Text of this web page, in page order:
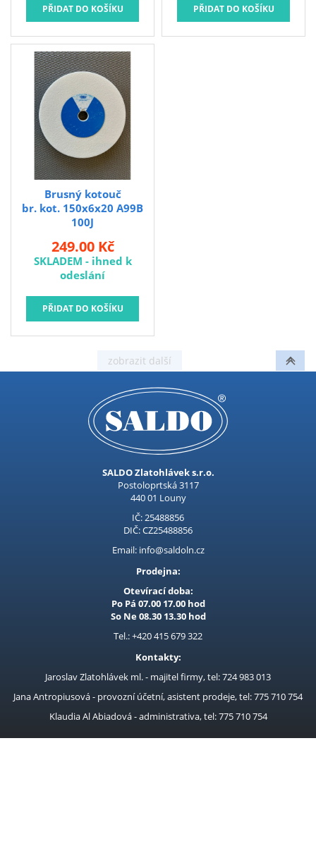
br. kot. 150x6x20 A99B
100J
Brusný kotouč
249.00 Kč
SKLADEM - ihned k
odeslání
SALDO Zlatohlávek s.r.o.
Postoloprtská 3117
440 01 Louny
IČ: 25488856
DIČ: CZ25488856
Email: info@saldoln.cz
Prodejna:
Otevírací doba:
Po Pá 07.00 17.00 hod
So Ne 08.30 13.30 hod
Tel.: +420 415 679 322
Kontakty:
Jaroslav Zlatohlávek ml. - majitel firmy, tel: 724 983 013
Jana Antropiusová - provozní účetní, asistent prodeje, tel: 775 710 754
Klaudia Al Abiadová - administrativa, tel: 775 710 754